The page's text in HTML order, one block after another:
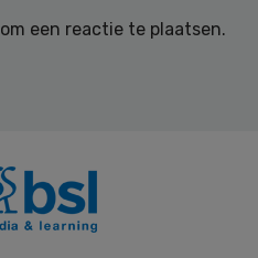
om een reactie te plaatsen.